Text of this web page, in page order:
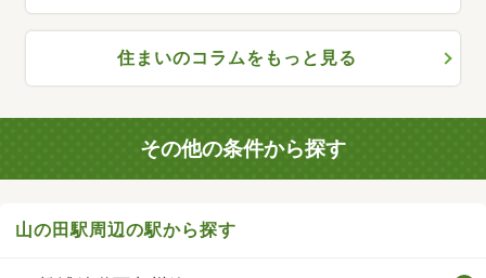
住まいのコラムをもっと見る
その他の条件から探す
山の田駅周辺の駅から探す